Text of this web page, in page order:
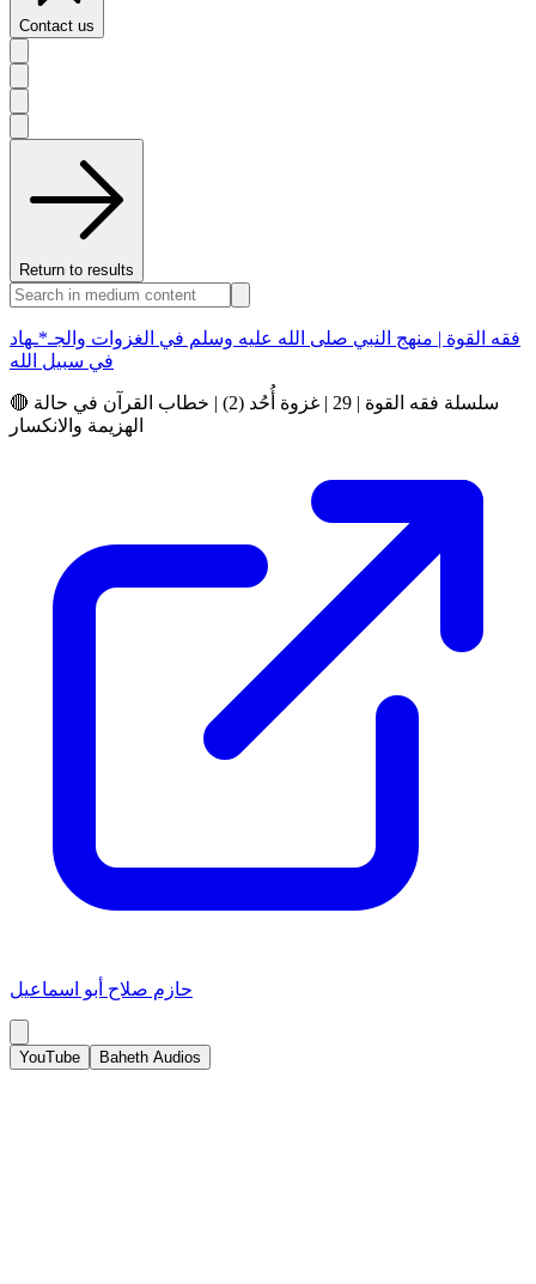
Contact us
Return to results
فقه القوة | منهج النبي صلى الله عليه وسلم في الغزوات والجـ*ـهاد
في سبيل الله
🔴 سلسلة فقه القوة | 29 | غزوة أُحُد (2) | خطاب القرآن في حالة
الهزيمة والانكسار
حازم صلاح أبو اسماعيل
YouTube Baheth Audios